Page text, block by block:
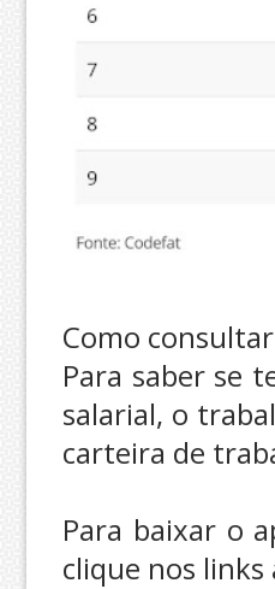
Como
Para saber se
salarial, o
carteira de
Para baixar o
clique nos links